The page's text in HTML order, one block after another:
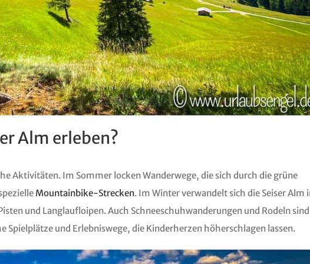
Alm erleben?
Aktivitäten. Im Sommer locken Wanderwege, die sich durch die grüne
Mountainbike-Strecken. Im Winter verwandelt sich die Seiser Alm
und Langlaufloipen. Auch Schneeschuhwanderungen und Rodeln sind
Spielplätze und Erlebniswege, die Kinderherzen höherschlagen lassen.